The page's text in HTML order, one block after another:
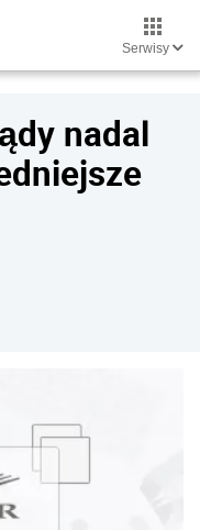
Serwisy
nadal